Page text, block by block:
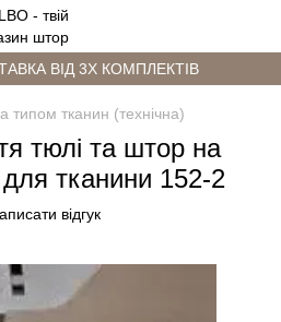
ВІД 3Х КОМПЛЕКТІВ
типом тканин (технічна)
тюлі та штор на
тканини 152-2
відгук